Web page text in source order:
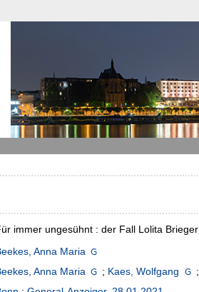
immer ungesühnt : der Fall Lolita Brieger
Anna Maria
Anna Maria ; Kaes, Wolfgang ;